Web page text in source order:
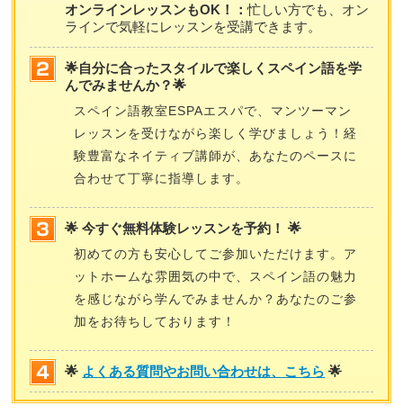
オンラインレッスンもOK！：忙しい方でも、オン
ラインで気軽にレッスンを受講できます。
🌟自分に合ったスタイルで楽しくスペイン語を学
んでみませんか？🌟
スペイン語教室ESPAエスパで、マンツーマン
レッスンを受けながら楽しく学びましょう！経
験豊富なネイティブ講師が、あなたのペースに
合わせて丁寧に指導します。
🌟 今すぐ無料体験レッスンを予約！ 🌟
初めての方も安心してご参加いただけます。ア
ットホームな雰囲気の中で、スペイン語の魅力
を感じながら学んでみませんか？あなたのご参
加をお待ちしております！
🌟 よくある質問やお問い合わせは、こちら 🌟